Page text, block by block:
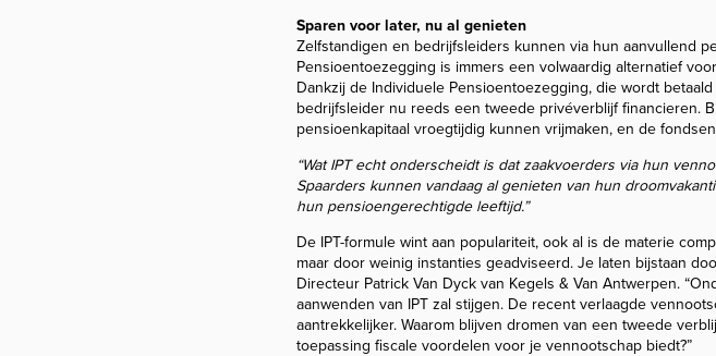
Sparen voor later, nu al genieten
Zelfstandigen en bedrijfsleiders kunnen via hun aanvullend
Pensioentoezegging is immers een volwaardig alternatief
Dankzij de Individuele Pensioentoezegging, die wordt
bedrijfsleider nu reeds een tweede privéverblijf financieren.
pensioenkapitaal vroegtijdig kunnen vrijmaken, en de
“Wat IPT echt onderscheidt is dat zaakvoerders via hun
Spaarders kunnen vandaag al genieten van hun
hun pensioengerechtigde leeftijd.”
De IPT-formule wint aan populariteit, ook al is de materie
maar door weinig instanties geadviseerd. Je laten bijstaan
Directeur Patrick Van Dyck van Kegels & Van Antwerpen.
aanwenden van IPT zal stijgen. De recent verlaagde
aantrekkelijker. Waarom blijven dromen van een tweede
toepassing fiscale voordelen voor je vennootschap biedt?”